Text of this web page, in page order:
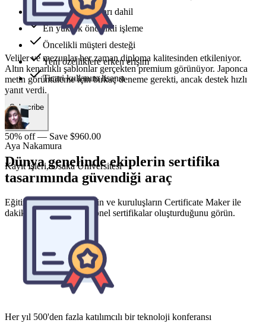
Tüm stil şablonları dahil
En yüksek öncelikli işleme
Öncelikli müşteri desteği
Yeni özelliklere erken erişim
Ticari kullanım lisansı
Subscribe
50% off — Save $960.00
Dünya genelinde ekiplerin sertifika
tasarımında güvendiği araç
Eğitimcilerin, eğitmenlerin ve kuruluşların Certificate Maker ile
dakikalar içinde profesyonel sertifikalar oluşturduğunu görün.
metin görüntüleme için birkaç deneme gerekti, ancak destek hızlı
yanıt verdi.
Aya Nakamura
Kayıt İşleri, Osaka Üniversitesi
Her yıl 500'den fazla katılımcılı bir teknoloji konferansı
düzenliyorum. Kişiselleştirilmiş katılım sertifikaları oluşturmak
günlerce kopyala-yapıştır gerektiriyordu. Certificate Maker bunu bir
saatten kısa sürede haletti — büyük rahatlama.